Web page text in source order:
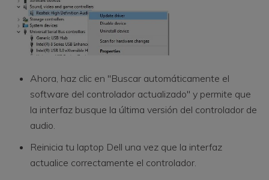
Ahora, haz clic en "Buscar automáticamente el
software del controlador actualizado" y permite que
la interfaz busque la última versión del controlador de
audio.
Reinicia tu laptop Dell una vez que la interfaz
actualice correctamente el controlador.